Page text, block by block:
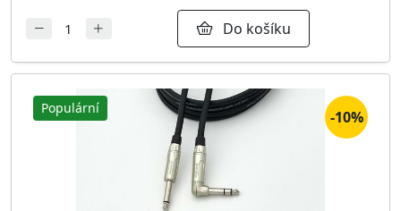
Do košíku
Populární -10%